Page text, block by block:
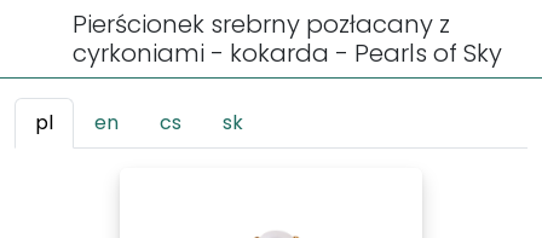
Pierścionek srebrny pozłacany z
cyrkoniami - kokarda - Pearls of Sky
pl en cs sk